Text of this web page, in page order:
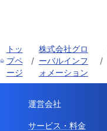
トッ
プペ
ージ
/
株式会社グロ
ーバルインフ
ォメーション
/
運営会社
サービス・料金